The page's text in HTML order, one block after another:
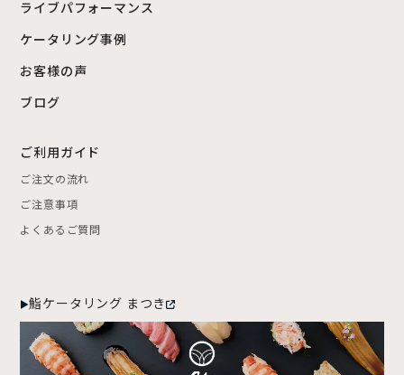
ライブパフォーマンス
ケータリング事例
お客様の声
ブログ
ご利用ガイド
ご注文の流れ
ご注意事項
よくあるご質問
鮨ケータリング まつき